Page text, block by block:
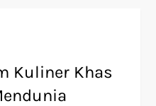
Kuliner Khas